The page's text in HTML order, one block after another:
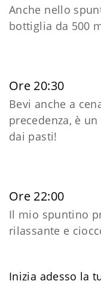
Anche nello
bottiglia da 500
Ore 20:30
Bevi anche a
precedenza, è
dai pasti!
Ore 22:00
Il mio spuntino
rilassante e
Inizia adesso la